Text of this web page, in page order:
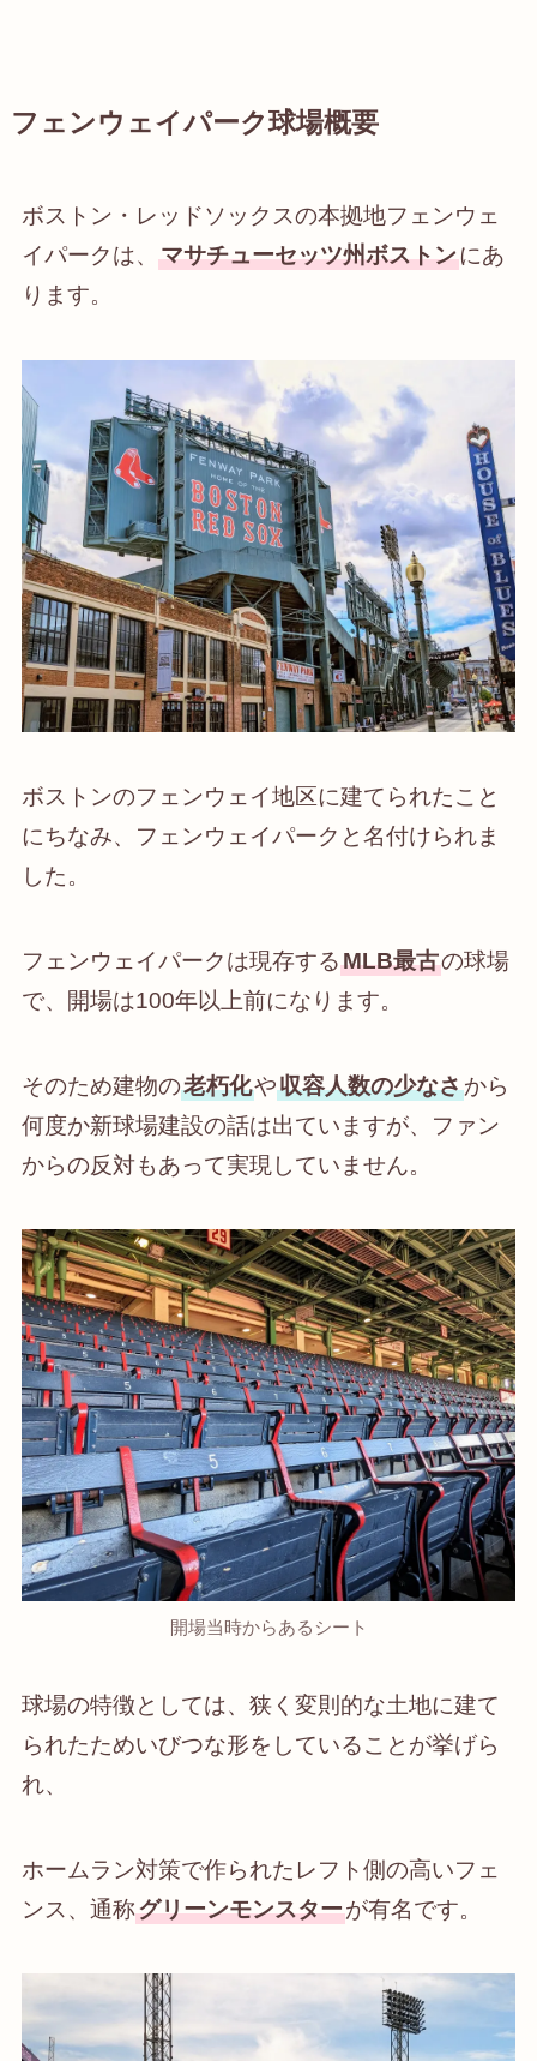
フェンウェイパーク球場概要
ボストン・レッドソックスの本拠地フェンウェ
イパークは、 マサチューセッツ州ボストンにあ
ります。
ボストンのフェンウェイ地区に建てられたこと
にちなみ、フェンウェイパークと名付けられま
した。
フェンウェイパークは現存するMLB最古の球場
で、開場は100年以上前になります。
そのため建物の老朽化や収容人数の少なさから
何度か新球場建設の話は出ていますが、ファン
からの反対もあって実現していません。
開場当時からあるシート
球場の特徴としては、狭く変則的な土地に建て
られたためいびつな形をしていることが挙げら
れ、
ホームラン対策で作られたレフト側の高いフェ
ンス、通称グリーンモンスターが有名です。